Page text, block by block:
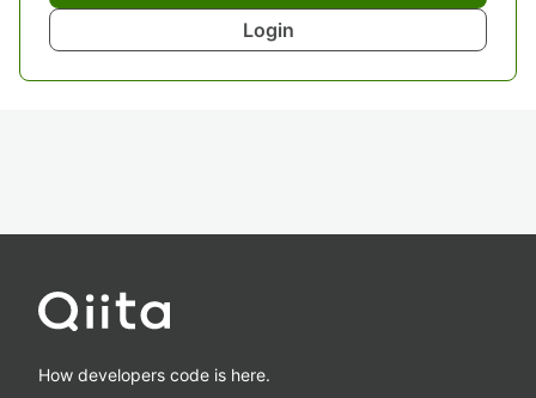
Login
How developers code is here.